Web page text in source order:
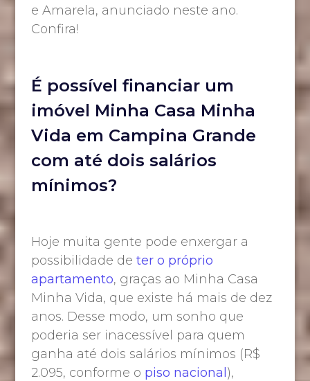
e Amarela, anunciado neste ano.
Confira!
É possível financiar um
imóvel Minha Casa Minha
Vida em Campina Grande
com até dois salários
mínimos?
Hoje muita gente pode enxergar a
possibilidade de ter o próprio
apartamento, graças ao Minha Casa
Minha Vida, que existe há mais de dez
anos. Desse modo, um sonho que
poderia ser inacessível para quem
ganha até dois salários mínimos (R$
2.095, conforme o piso nacional),